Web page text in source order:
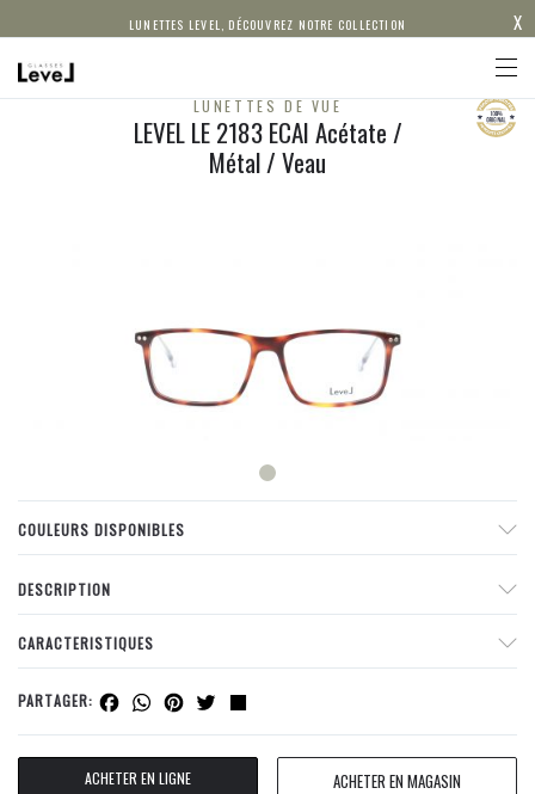
LUNETTES LEVEL, DÉCOUVREZ NOTRE COLLECTION X
LUNETTES DE VUE
LEVEL LE 2183 ECAI Acétate /
Métal / Veau
COULEURS DISPONIBLES
DESCRIPTION
CARACTERISTIQUES
PARTAGER: Facebook
WhatsApp
Pinterest
Twitter
ACHETER EN LIGNE ACHETER EN MAGASIN